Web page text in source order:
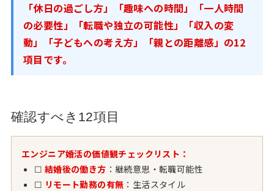
「休日の過ごし方」「趣味への時間」「一人時間
の必要性」「転職や独立の可能性」「収入の変
動」「子どもへの考え方」「親との距離感」の12
項目です。
確認すべき12項目
エンジニア婚活の価値観チェックリスト：
☐ 結婚後の働き方 ：継続意思・転職可能性
☐ リモート勤務の有無 ：生活スタイル